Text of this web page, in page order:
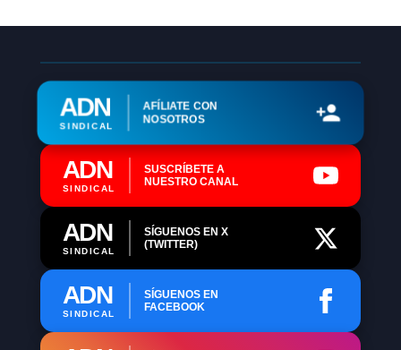
ADN
SINDICAL
AFÍLIATE CON
NOSOTROS
ADN
SINDICAL
SUSCRÍBETE A
NUESTRO CANAL
ADN
SINDICAL
SÍGUENOS EN X
(TWITTER)
ADN
SINDICAL
SÍGUENOS EN
FACEBOOK